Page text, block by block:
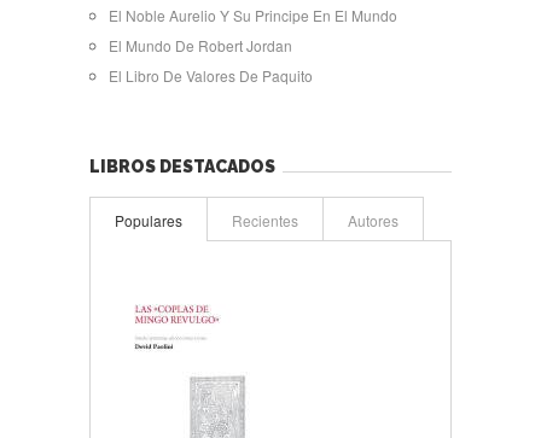
El Noble Aurelio Y Su Principe En El Mundo
El Mundo De Robert Jordan
El Libro De Valores De Paquito
LIBROS DESTACADOS
Populares Recientes Autores